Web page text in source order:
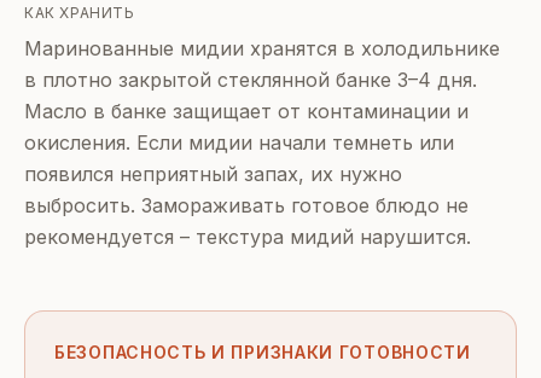
КАК ХРАНИТЬ
Маринованные мидии хранятся в холодильнике
в плотно закрытой стеклянной банке 3–4 дня.
Масло в банке защищает от контаминации и
окисления. Если мидии начали темнеть или
появился неприятный запах, их нужно
выбросить. Замораживать готовое блюдо не
рекомендуется – текстура мидий нарушится.
БЕЗОПАСНОСТЬ И ПРИЗНАКИ ГОТОВНОСТИ